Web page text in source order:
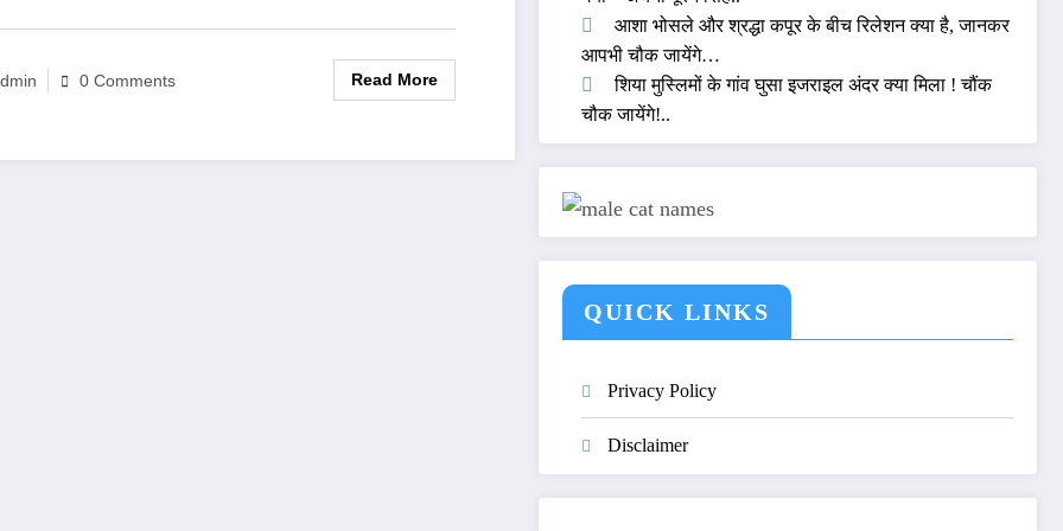
0 Comments Read More
आशा भोसले और श्रद्धा कपूर के बीच रिलेशन क्या है, जानकर
आपभी चौक जायेंगे…
शिया मुस्लिमों के गांव घुसा इजराइल अंदर क्या मिला ! चौंक
चौक जायेंगे!..
QUICK LINKS
Privacy Policy
Disclaimer